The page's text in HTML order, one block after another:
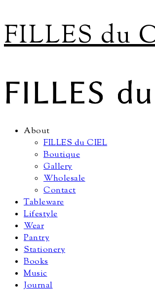
FILLES du
About
FILLES du CIEL
Boutique
Gallery
Wholesale
Contact
Tableware
Lifestyle
Wear
Pantry
Stationery
Books
Music
Journal